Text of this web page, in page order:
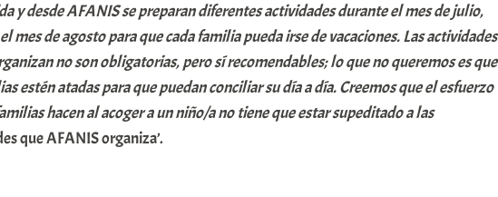
y desde AFANIS se preparan diferentes actividades durante el mes de julio,
mes de agosto para que cada familia pueda irse de vacaciones. Las actividades
no son obligatorias, pero sí recomendables; lo que no queremos es que
estén atadas para que puedan conciliar su día a día. Creemos que el esfuerzo
hacen al acoger a un niño/a no tiene que estar supeditado a las
que AFANIS organiza’.